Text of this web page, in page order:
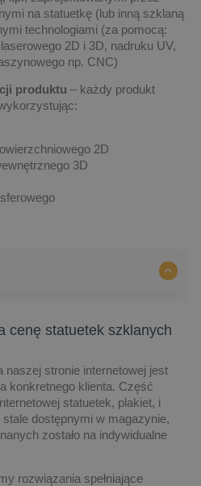
na statuetkę (lub inną szklaną
technologiami (za pomocą:
2D i 3D, nadruku UV,
np. CNC)
produktu – każdy produkt
2D
3D
cenę statuetek szklanych
naszej stronie internetowej jest
konkretnego klienta. Część
statuetek, plakiet, i
dostępnymi w magazynie,
zostało na indywidualne
rozwiązania spełniające